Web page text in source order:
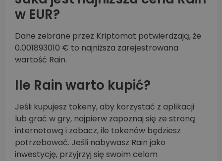
w EUR?
Dane zebrane przez Kriptomat potwierdzają, że
0.001893010 € to najniższa zarejestrowana
wartość Rain.
Ile Rain warto kupić?
Jeśli kupujesz tokeny, aby korzystać z aplikacji
lub grać w gry, najpierw zapoznaj się ze stroną
internetową i zobacz, ile tokenów będziesz
potrzebować. Jeśli nabywasz Rain jako
inwestycję, przyjrzyj się swoim celom